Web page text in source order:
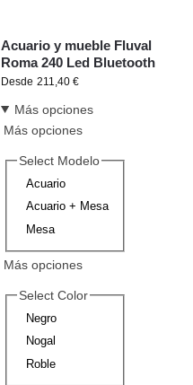
Acuario y mueble Fluval
Roma 240 Led Bluetooth
Desde 211,40 €
Más opciones
Más opciones
Select Modelo
Acuario
Acuario + Mesa
Mesa
Más opciones
Select Color
Negro
Nogal
Roble